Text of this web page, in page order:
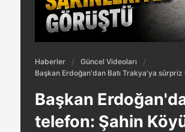
Haberler
Güncel Videoları
Başkan Erdoğan'dan Batı Trakya'ya
Başkan
telefon: Şahin